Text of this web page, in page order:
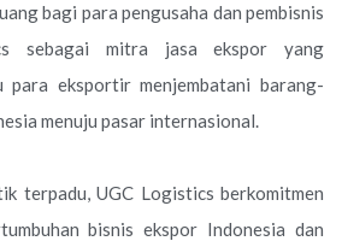
bagi para pengusaha dan pembisnis
sebagai mitra jasa ekspor yang
para eksportir menjembatani barang-
menuju pasar internasional.
terpadu, UGC Logistics berkomitmen
bisnis ekspor Indonesia dan